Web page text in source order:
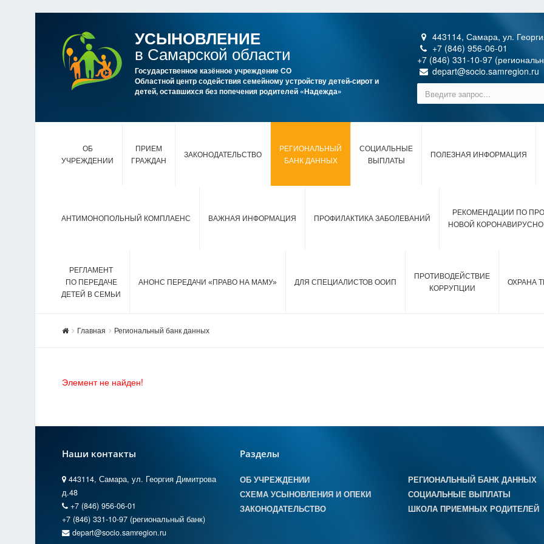
УСЫНОВЛЕНИЕ
в Самарской области
Государственное казённое учреждение СО
Областной центр содействия семейному устройству детей-сирот и
детей, оставшихся без попечения родителей «Надежда»
443114, Самара, ул.
+7 (846) 956-06-01
+7 (846) 331-10-97
depart@socio.samregion.ru
ОБ
УЧРЕЖДЕНИИ
ПРИЕМ
ГРАЖДАН
ЗАКОНОДАТЕЛЬСТВО
РЕГИОНАЛЬНЫЙ
БАНК ДАННЫХ
СОЦИАЛЬНЫЕ
ВЫПЛАТЫ
ПОЛЕЗНАЯ ИНФОРМАЦИЯ
АНТИМОНОПОЛЬНЫЙ КОМПЛАЕНС ВАЖНАЯ ИНФОРМАЦИЯ ПРОФИЛАКТИКА ЗАБОЛЕВАНИЙ
РЕКОМЕНДАЦИИ ПО
НОВОЙ
РЕГЛАМЕНТ
ПО ПЕРЕДАЧЕ
ДЕТЕЙ В СЕМЬИ
АНОНС ПЕРЕДАЧИ «ПРАВО НА МАМУ» ДЛЯ СПЕЦИАЛИСТОВ ООИП
ПРОТИВОДЕЙСТВИЕ
КОРРУПЦИИ
ОХРАНА
Главная Региональный банк данных
Элемент не найден!
Наши контакты
443114, Самара, ул. Георгия Димитрова
д.48
+7 (846) 956-06-01
+7 (846) 331-10-97 (региональный банк)
depart@socio.samregion.ru
Разделы
ОБ УЧРЕЖДЕНИИ
СХЕМА УСЫНОВЛЕНИЯ И ОПЕКИ
ЗАКОНОДАТЕЛЬСТВО
РЕГИОНАЛЬНЫЙ БАНК ДАННЫХ
СОЦИАЛЬНЫЕ ВЫПЛАТЫ
ШКОЛА ПРИЕМНЫХ РОДИТЕЛЕЙ